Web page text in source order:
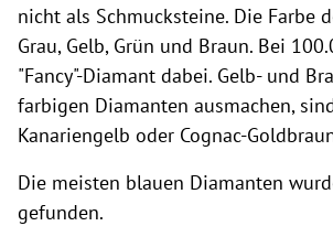
nicht als Schmucksteine. Die Farbe
Grau, Gelb, Grün und Braun. Bei
"Fancy"-Diamant dabei. Gelb- und
farbigen Diamanten ausmachen,
Kanariengelb oder Cognac-
Die meisten blauen Diamanten
gefunden.